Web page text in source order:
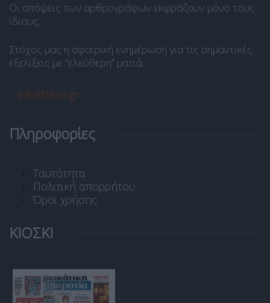
Οι απόψεις των αρθρογράφων εκφράζουν μόνο τους
ίδιους.
Στόχος μας η σφαιρική ενημέρωση για τις σημαντικές
εξελίξεις με “ελεύθερη” ματιά.
info@libre.gr
Πληροφορίες
Ταυτότητα
Πολιτική απορρήτου
Όροι χρήσης
ΚΙΟΣΚΙ